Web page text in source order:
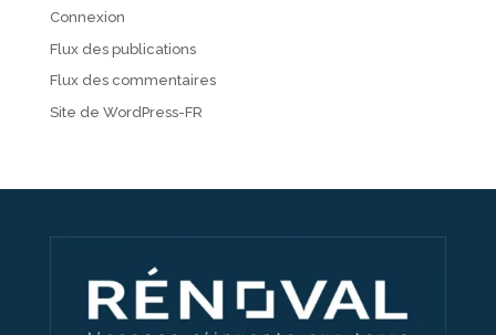
Connexion
Flux des publications
Flux des commentaires
Site de WordPress-FR